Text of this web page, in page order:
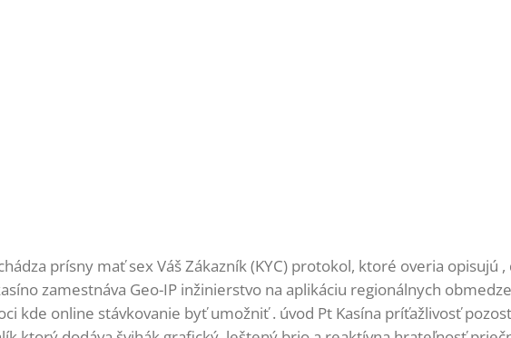
prísny mať sex Váš Zákazník (KYC) protokol, ktoré overia opisujú
zamestnáva Geo-IP inžinierstvo na aplikáciu regionálnych
kde online stávkovanie byť umožniť . úvod Pt Kasína príťažlivosť